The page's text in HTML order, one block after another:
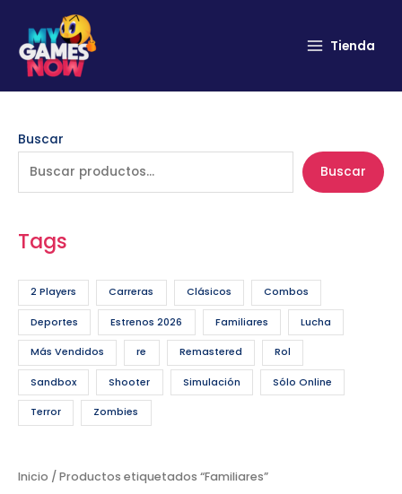
Tienda
Buscar
Buscar
Tags
2 Players Carreras Clásicos Combos
Deportes Estrenos 2026 Familiares Lucha
Más Vendidos re Remastered Rol
Sandbox Shooter Simulación Sólo Online
Terror Zombies
Inicio / Productos etiquetados “Familiares”